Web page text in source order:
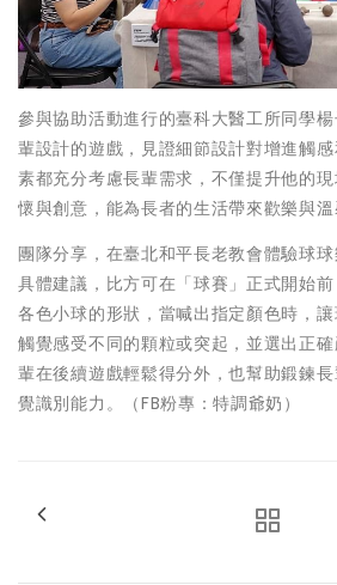
參與協助活動進行的臺科大醫工所同學
輩設計的遊戲，見證細節設計對增進觸
素都充分考慮長輩需求，不僅提升他的
懷與創意，能為長者的生活帶來歡樂與溫
團隊分享，在臺北和平長老教會體驗球
具體建議，比方可在「球賽」正式開始
各色小球的形狀，當喊出指定顏色時，
觸覺感受不同的顆粒或突起，並選出正
輩在後續遊戲輕鬆得分外，也幫助鍛鍊
覺識別能力。（FB粉專：特調爺奶）